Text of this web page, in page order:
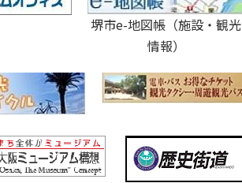
堺市e-地図帳（施設・観光
情報）